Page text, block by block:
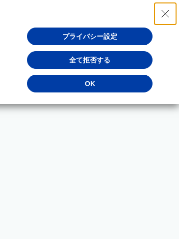
プライバシー設定
全て拒否する
OK